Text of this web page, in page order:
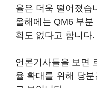
율은 더욱 떨어졌습
올해에는 QM6 부
획도 없다고 합니다.
언론기사들을 보면
율 확대를 위해 당